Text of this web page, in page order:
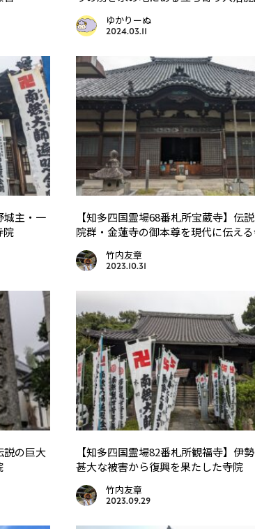
ゆかりーぬ
2024.03.11
城主・一
院
【知多四国霊場68番札所宝蔵寺】伝
院群・金蓮寺の御本尊を現代に伝え
竹内友章
2023.10.31
説の巨大
【知多四国霊場82番札所観福寺】伊
甚大な被害から復興を果たした寺院
竹内友章
2023.09.29